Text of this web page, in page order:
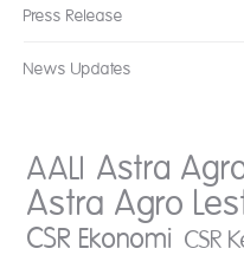
Press Release
News Updates
AALI Astra
Astra Agro
CSR Ekonomi CSR